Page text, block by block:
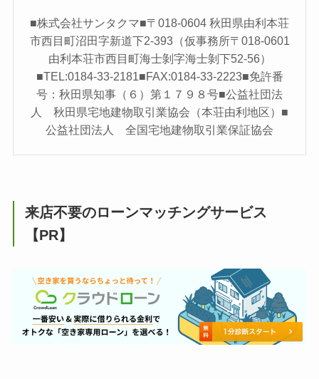
■株式会社サンタクマ■〒018-0604 秋田県由利本荘
市西目町沼田字新道下2-393（仮事務所〒018-0601
由利本荘市西目町海士剝字海士剝下52-56）
■TEL:0184-33-2181■FAX:0184-33-2223■免許番
号：秋田県知事（６）第１７９８号■公益社団法
人 秋田県宅地建物取引業協会（本荘由利地区）■
公益社団法人 全国宅地建物取引業保証協会
来店不要のローンマッチングサービス
【PR】